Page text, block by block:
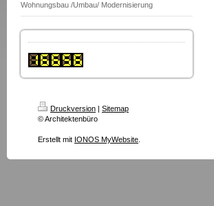
Wohnungsbau /Umbau/ Modernisierung
Druckversion | Sitemap
© Architektenbüro
Erstellt mit IONOS MyWebsite